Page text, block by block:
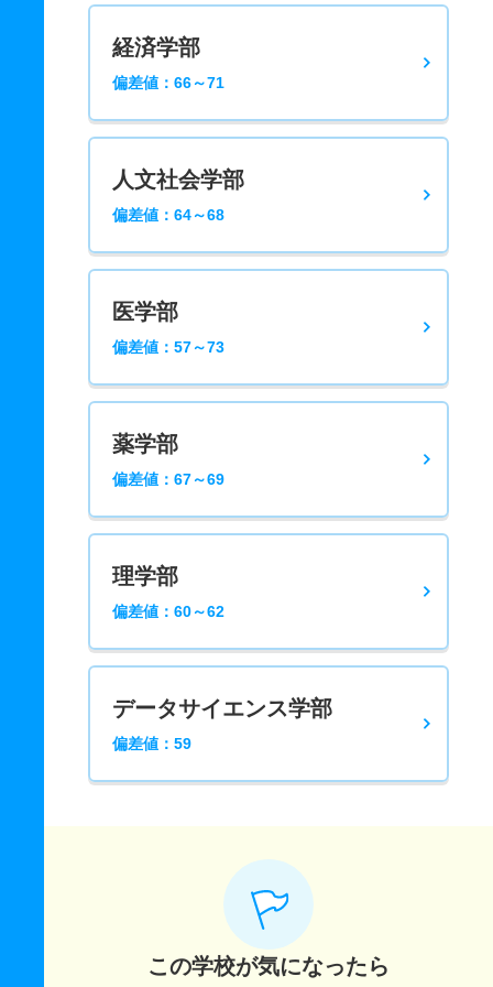
経済学部
偏差値：66～71
人文社会学部
偏差値：64～68
医学部
偏差値：57～73
薬学部
偏差値：67～69
理学部
偏差値：60～62
データサイエンス学部
偏差値：59
この学校が気になったら